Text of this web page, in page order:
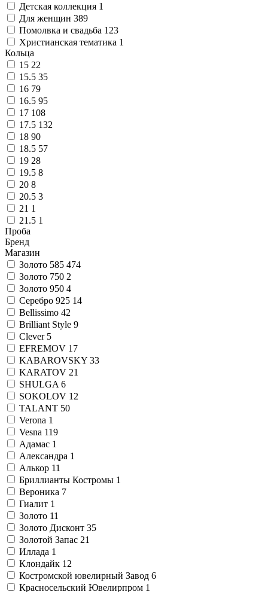
Детская коллекция 1
Для женщин 389
Помолвка и свадьба 123
Христианская тематика 1
Кольца
15 22
15.5 35
16 79
16.5 95
17 108
17.5 132
18 90
18.5 57
19 28
19.5 8
20 8
20.5 3
21 1
21.5 1
Проба
Бренд
Магазин
Золото 585 474
Золото 750 2
Золото 950 4
Серебро 925 14
Bellissimo 42
Brilliant Style 9
Clever 5
EFREMOV 17
KABAROVSKY 33
KARATOV 21
SHULGA 6
SOKOLOV 12
TALANT 50
Verona 1
Vesna 119
Адамас 1
Александра 1
Алькор 11
Бриллианты Костромы 1
Вероника 7
Гиалит 1
Золото 11
Золото Дисконт 35
Золотой Запас 21
Иллада 1
Клондайк 12
Костромской ювелирный Завод 6
Красносельский Ювелирпром 1